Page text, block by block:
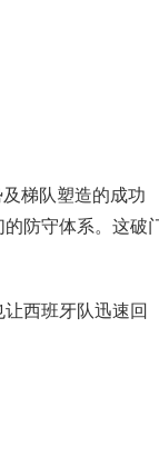
梯队塑造的成功
防守体系。这破
西班牙队迅速回